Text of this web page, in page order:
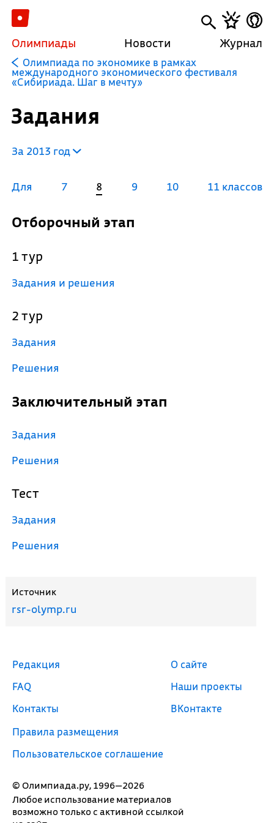
Олимпиады Новости Журнал
Олимпиада по экономике в рамках
международного экономического фестиваля
«Сибириада. Шаг в мечту»
Задания
За 2013 год
Для 7 8 9 10 11 классов
Отборочный этап
1 тур
Задания и решения
2 тур
Задания
Решения
Заключительный этап
Задания
Решения
Тест
Задания
Решения
Источник
rsr-olymp.ru
© Олимпиада.ру, 1996—2026
Любое использование материалов
возможно только с активной ссылкой
Редакция
FAQ
Контакты
Правила размещения
Пользовательское соглашение
О сайте
Наши проекты
ВКонтакте